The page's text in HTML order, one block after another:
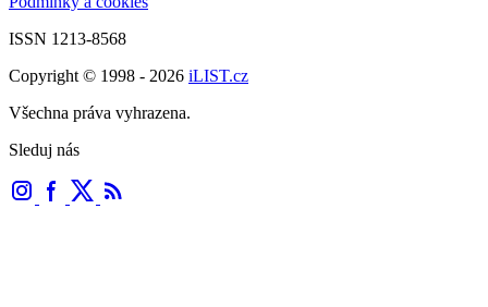
ISSN 1213-8568
Copyright © 1998 - 2026 iLIST.cz
Všechna práva vyhrazena.
Sleduj nás